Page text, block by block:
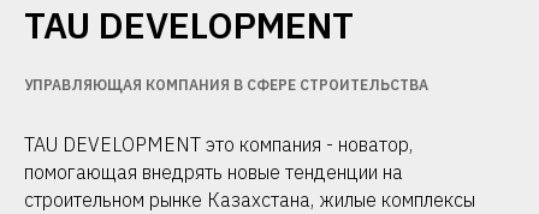
TAU DEVELOPMENT
УПРАВЛЯЮЩАЯ КОМПАНИЯ В СФЕРЕ СТРОИТЕЛЬСТВА
TAU DEVELOPMENT это компания - новатор,
помогающая внедрять новые тенденции на
строительном рынке Казахстана, жилые комплексы